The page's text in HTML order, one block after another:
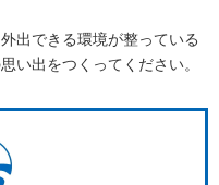
出できる環境が整っている
い出をつくってください。